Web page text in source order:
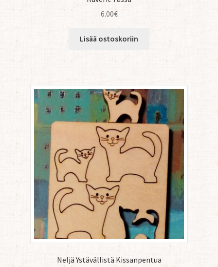
6.00€
Lisää ostoskoriin
Neljä Ystävällistä Kissanpentua